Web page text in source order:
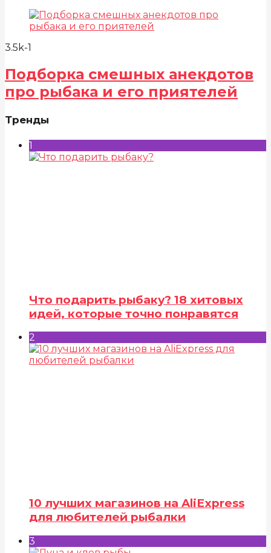
3.5k-1
Подборка смешных анекдотов
про рыбака и его приятелей
Тренды
1
Что подарить рыбаку? 18 хитовых
идей, которые точно понравятся
2
10 лучших магазинов на AliExpress
для любителей рыбалки
3